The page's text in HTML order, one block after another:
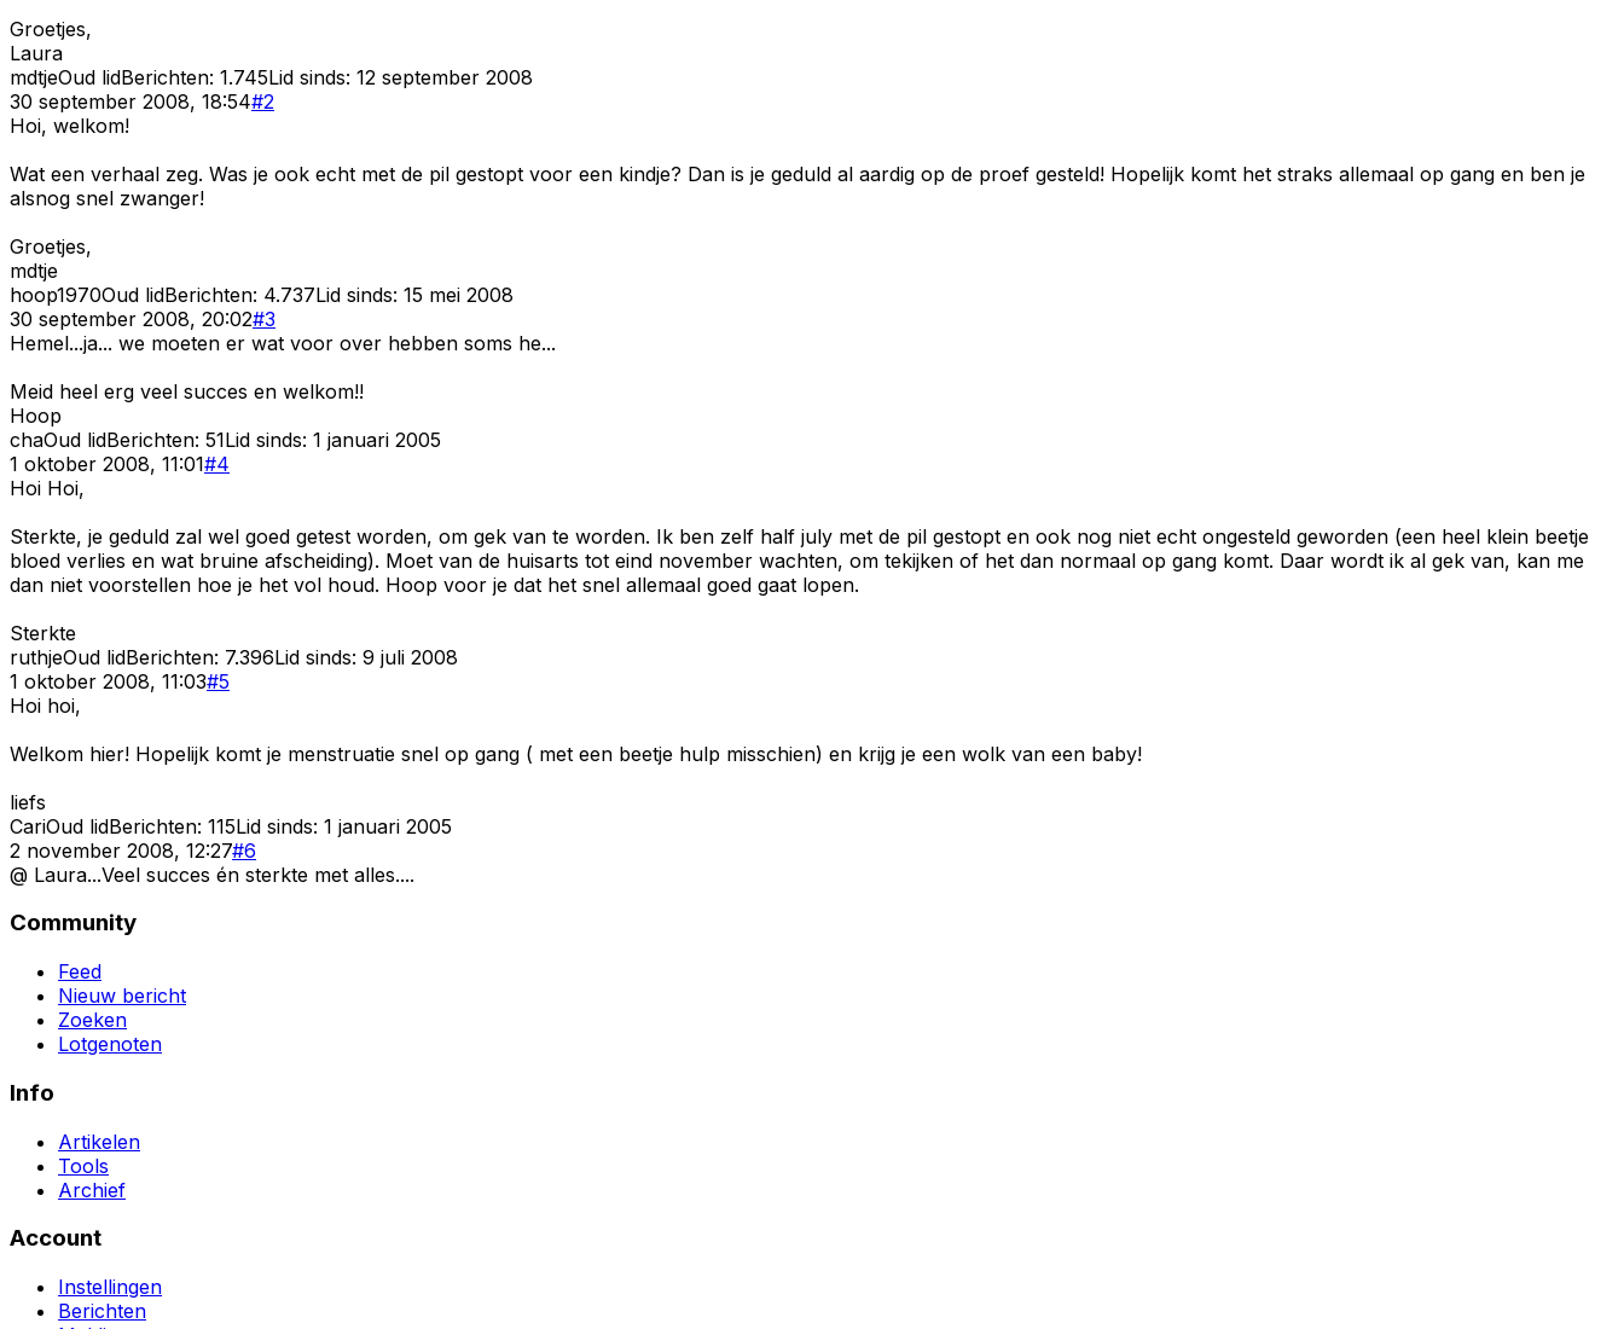
Groetjes,
Laura
mdtjeOud lidBerichten: 1.745Lid sinds: 12 september 2008
30 september 2008, 18:54#2
Hoi, welkom!
Wat een verhaal zeg. Was je ook echt met de pil gestopt voor een kindje? Dan is je geduld al aardig op de proef gesteld! Hopelijk komt het straks allemaal op gang en ben je
alsnog snel zwanger!
Groetjes,
mdtje
hoop1970Oud lidBerichten: 4.737Lid sinds: 15 mei 2008
30 september 2008, 20:02#3
Hemel...ja... we moeten er wat voor over hebben soms he...
Meid heel erg veel succes en welkom!!
Hoop
chaOud lidBerichten: 51Lid sinds: 1 januari 2005
1 oktober 2008, 11:01#4
Hoi Hoi,
Sterkte, je geduld zal wel goed getest worden, om gek van te worden. Ik ben zelf half july met de pil gestopt en ook nog niet echt ongesteld geworden (een heel klein beetje
bloed verlies en wat bruine afscheiding). Moet van de huisarts tot eind november wachten, om tekijken of het dan normaal op gang komt. Daar wordt ik al gek van, kan me
dan niet voorstellen hoe je het vol houd. Hoop voor je dat het snel allemaal goed gaat lopen.
Sterkte
ruthjeOud lidBerichten: 7.396Lid sinds: 9 juli 2008
1 oktober 2008, 11:03#5
Hoi hoi,
Welkom hier! Hopelijk komt je menstruatie snel op gang ( met een beetje hulp misschien) en krijg je een wolk van een baby!
liefs
CariOud lidBerichten: 115Lid sinds: 1 januari 2005
2 november 2008, 12:27#6
@ Laura...Veel succes én sterkte met alles....
Community
Feed
Nieuw bericht
Zoeken
Lotgenoten
Info
Artikelen
Tools
Archief
Account
Instellingen
Berichten